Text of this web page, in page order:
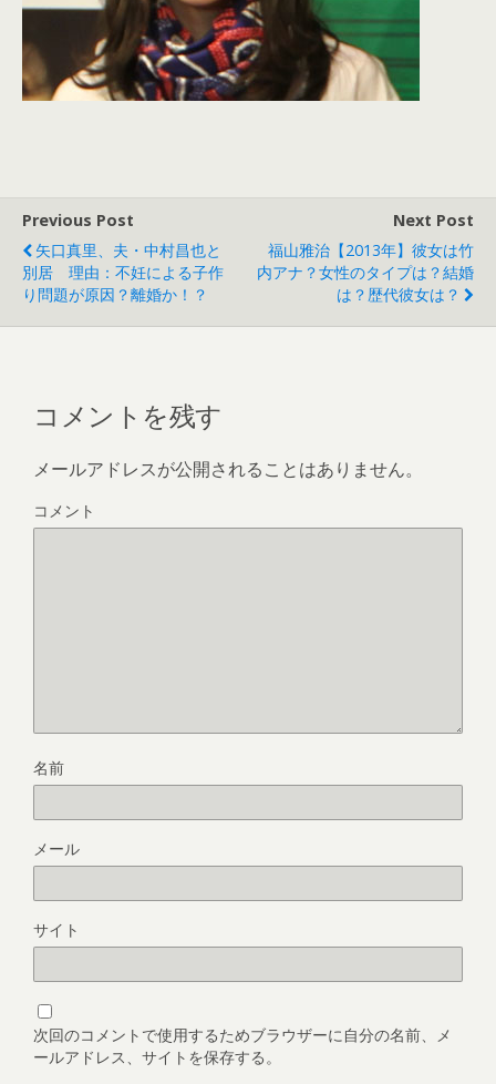
Previous Post
矢口真里、夫・中村昌也と
別居 理由：不妊による子作
り問題が原因？離婚か！？
Next Post
福山雅治【2013年】彼女は竹
内アナ？女性のタイプは？結婚
は？歴代彼女は？
コメントを残す
メールアドレスが公開されることはありません。
コメント
名前
メール
サイト
次回のコメントで使用するためブラウザーに自分の名前、メ
ールアドレス、サイトを保存する。